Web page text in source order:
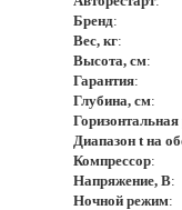
Бренд:
Вес, кг:
Высота, см:
Гарантия:
Глубина, см:
Диапазон t на
Компрессор:
Напряжение, В:
Ночной режим: